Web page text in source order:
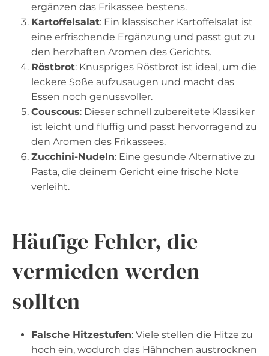
ergänzen das Frikassee bestens.
Kartoffelsalat: Ein klassischer Kartoffelsalat ist
eine erfrischende Ergänzung und passt gut zu
den herzhaften Aromen des Gerichts.
Röstbrot: Knuspriges Röstbrot ist ideal, um die
leckere Soße aufzusaugen und macht das
Essen noch genussvoller.
Couscous: Dieser schnell zubereitete Klassiker
ist leicht und fluffig und passt hervorragend zu
den Aromen des Frikassees.
Zucchini-Nudeln: Eine gesunde Alternative zu
Pasta, die deinem Gericht eine frische Note
verleiht.
Häufige Fehler, die
vermieden werden
sollten
Falsche Hitzestufen: Viele stellen die Hitze zu
hoch ein, wodurch das Hähnchen austrocknen